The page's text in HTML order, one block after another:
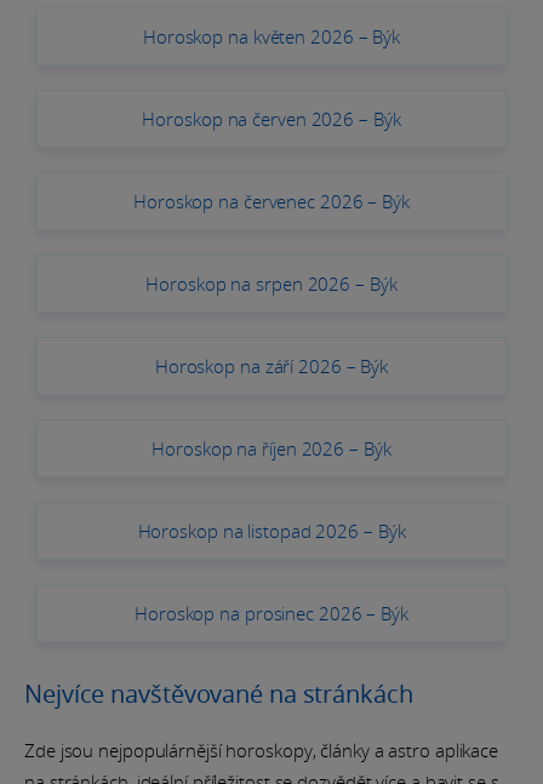
Horoskop na květen 2026 – Býk
Horoskop na červen 2026 – Býk
Horoskop na červenec 2026 – Býk
Horoskop na srpen 2026 – Býk
Horoskop na září 2026 – Býk
Horoskop na říjen 2026 – Býk
Horoskop na listopad 2026 – Býk
Horoskop na prosinec 2026 – Býk
Nejvíce navštěvované na stránkách
Zde jsou nejpopulárnější horoskopy, články a astro aplikace